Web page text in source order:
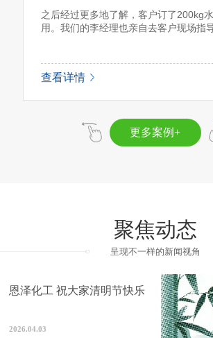
地了解，客户订了200kg水性高温漆试
经理也亲自去客户现场指导试用...
更多案例+
聚焦动态
呈现不一样的新闻视角
恩泽化工 祝大家清明节快乐
2026.04.03